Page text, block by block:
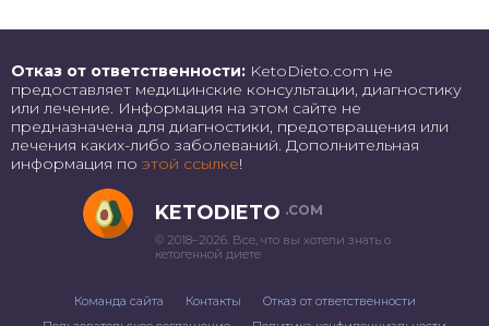
Отказ от ответственности: KetoDieto.com не
предоставляет медицинские консультации, диагностику
или лечение. Информация на этом сайте не
предназначена для диагностики, предотвращения или
лечения каких-либо заболеваний. Дополнительная
информация по этой ссылке!
KETODIETO .COM
© 2018–2026. Все, что вы хотели знать о
кетогенной диете
Команда сайта Контакты
Отказ от ответственности